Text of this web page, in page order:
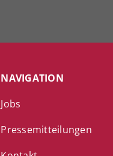
NAVIGATION
Jobs
Pressemitteilungen